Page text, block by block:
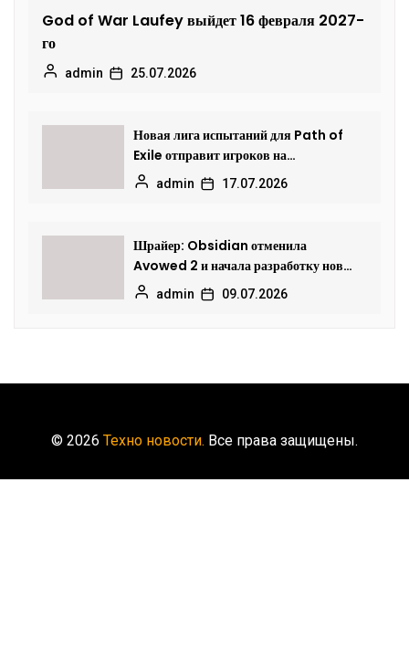
God of War Laufey выйдет 16 февраля 2027-
го
admin 25.07.2026
Новая лига испытаний для Path of
Exile отправит игроков на
исследование океанских глубин
admin 17.07.2026
Шрайер: Obsidian отменила
Avowed 2 и начала разработку новой
Falloutadmin 09.07.2026
© 2026 Техно новости. Все права защищены.